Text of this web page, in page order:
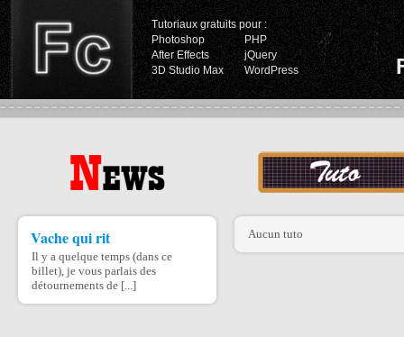
Tutoriaux gratuits pour :
Photoshop
PHP
After Effects
jQuery
3D Studio Max
WordPress
Vache qui rit
Il y a quelque temps (dans ce
billet), je vous parlais des
détournements de [...]
Aucun tuto